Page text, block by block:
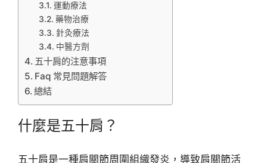
運動療法
藥物治療
針灸療法
中醫方劑
五十肩的注意事項
Faq 常見問題解答
總結
什麼是五十肩？
五十肩是一種肩關節周圍組織發炎，導致肩關節活